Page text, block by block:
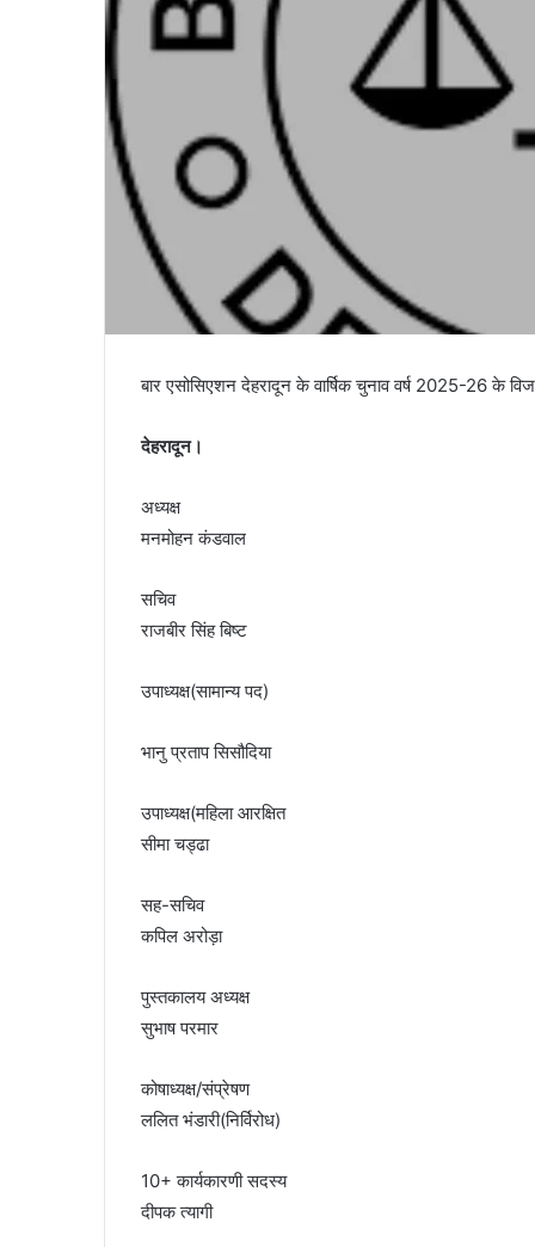
बार एसोसिएशन देहरादून के वार्षिक चुनाव वर्ष 2025-26 के
देहरादून।
अध्यक्ष
मनमोहन कंडवाल
सचिव
राजबीर सिंह बिष्ट
उपाध्यक्ष(सामान्य पद)
भानु प्रताप सिसौदिया
उपाध्यक्ष(महिला आरक्षित
सीमा चड्ढा
सह-सचिव
कपिल अरोड़ा
पुस्तकालय अध्यक्ष
सुभाष परमार
कोषाध्यक्ष/संप्रेषण
ललित भंडारी(निर्विरोध)
10+ कार्यकारणी सदस्य
दीपक त्यागी